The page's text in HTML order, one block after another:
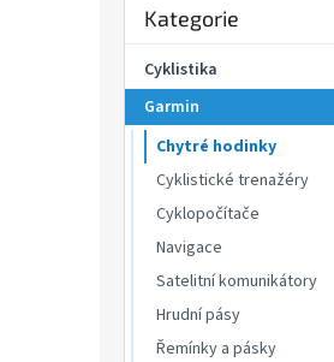
kategorie
Kategorie
Cyklistika
Garmin
Chytré hodinky
Cyklistické trenažéry
Cyklopočítače
Navigace
Satelitní komunikátory
Hrudní pásy
Řemínky a pásky